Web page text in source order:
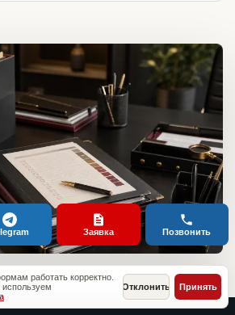
работать корректно.
используем
Отклонить Принять
Заявка Позвонить